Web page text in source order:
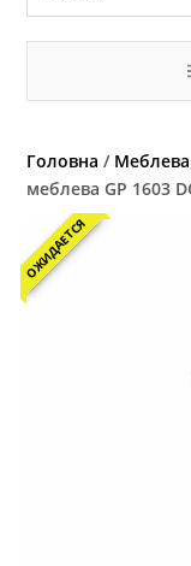
Головна / Меблева
меблева GP 1603
ОЖИДАЕТСЯ